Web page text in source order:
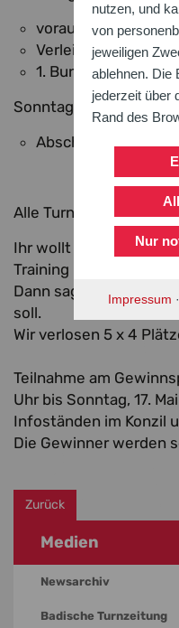
nutzen, und
von
jeweiligen
ablehnen. Die
jederzeit über
Rand des
Nur
Impressum ·
voraussichtliche
Verleihung
1. Bundesliga
Sonntag:
Alle Turner
Ihr wollt mit eurem
Training mit
Dann sagt uns, warum
soll.
Wir verlosen 5 x 4
Teilnahme am
Uhr bis Sonntag, 17.
Infoständen im Konzil
Die Gewinner werden
Zurück
Medien
Newsarchiv
Badische Turnzeitung